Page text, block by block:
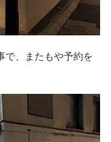
で、またもや予約を